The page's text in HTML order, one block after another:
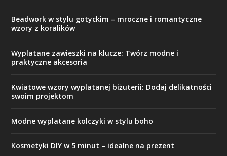
Beadwork w stylu gotyckim – mroczne i romantyczne
wzory z koralików
Wyplatane zawieszki na klucze: Twórz modne i
praktyczne akcesoria
Kwiatowe wzory wyplatanej biżuterii: Dodaj delikatności
swoim projektom
Modne wyplatane kolczyki w stylu boho
Kosmetyki DIY w 5 minut – idealne na prezent